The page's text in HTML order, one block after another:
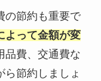
の節約も重要で
よって金額が変
品費、交通費な
ら節約しましょ